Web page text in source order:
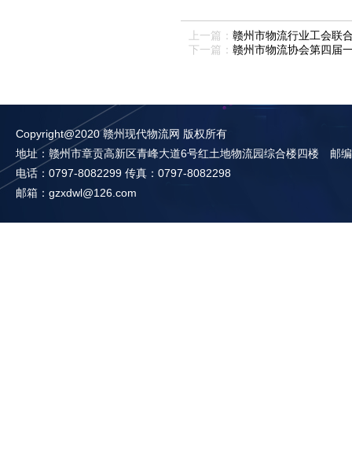
上一篇： 赣州市物流行业工会联
下一篇： 赣州市物流协会第四届
Copyright@2020 赣州现代物流网 版权所有
地址：赣州市章贡高新区青峰大道6号红土地物流园综合楼四楼 邮
电话：0797-8082299 传真：0797-8082298
邮箱：gzxdwl@126.com